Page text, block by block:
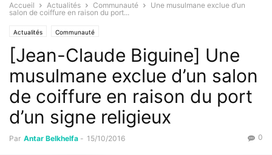
Accueil Actualités Communauté
Une musulmane exclue d’un
salon de coiffure en raison du port...
Actualités Communauté
[Jean-Claude Biguine] Une
musulmane exclue d’un salon
de coiffure en raison du port
d’un signe religieux
Par Antar Belkhelfa - 15/10/2016 0